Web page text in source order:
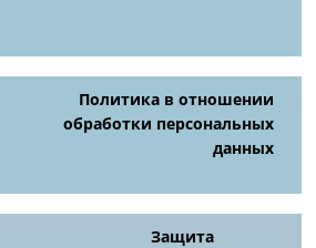
Политика в отношении
обработки персональных
данных
Защита